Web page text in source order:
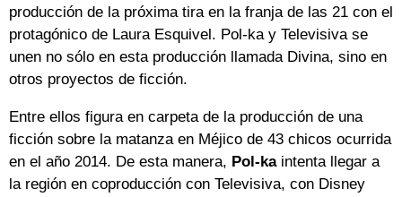
producción de la próxima tira en la franja de las 21 con el
protagónico de Laura Esquivel. Pol-ka y Televisiva se
unen no sólo en esta producción llamada Divina, sino en
otros proyectos de ficción.
Entre ellos figura en carpeta de la producción de una
ficción sobre la matanza en Méjico de 43 chicos ocurrida
en el año 2014. De esta manera, Pol-ka intenta llegar a
la región en coproducción con Televisiva, con Disney